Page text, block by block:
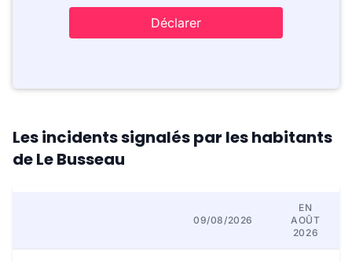
Déclarer
Les incidents signalés par les habitants
de Le Busseau
09/08/2026
EN
AOÛT
2026